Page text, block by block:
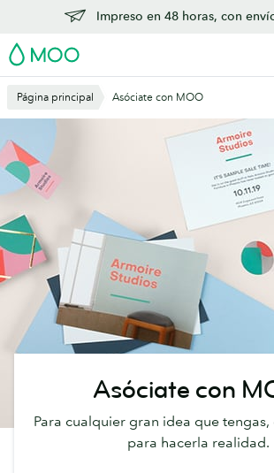
contenido
principal
Impreso en 48 horas, con
MOO
Página principal Asóciate con MOO
Asóciate con
Para cualquier gran idea que tengas,
para hacerla realidad.